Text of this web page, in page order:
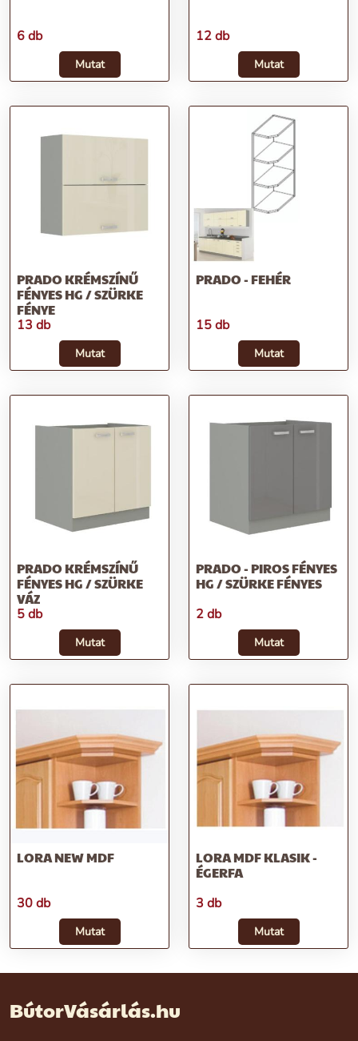
6 db
Mutat
12 db
Mutat
PRADO KRÉMSZÍNŰ
FÉNYES HG / SZÜRKE
FÉNYE
13 db
Mutat
PRADO - FEHÉR
15 db
Mutat
PRADO KRÉMSZÍNŰ
FÉNYES HG / SZÜRKE
VÁZ
5 db
Mutat
PRADO - PIROS FÉNYES
HG / SZÜRKE FÉNYES
2 db
Mutat
LORA NEW MDF
30 db
Mutat
LORA MDF KLASIK -
ÉGERFA
3 db
Mutat
BútorVásárlás.hu